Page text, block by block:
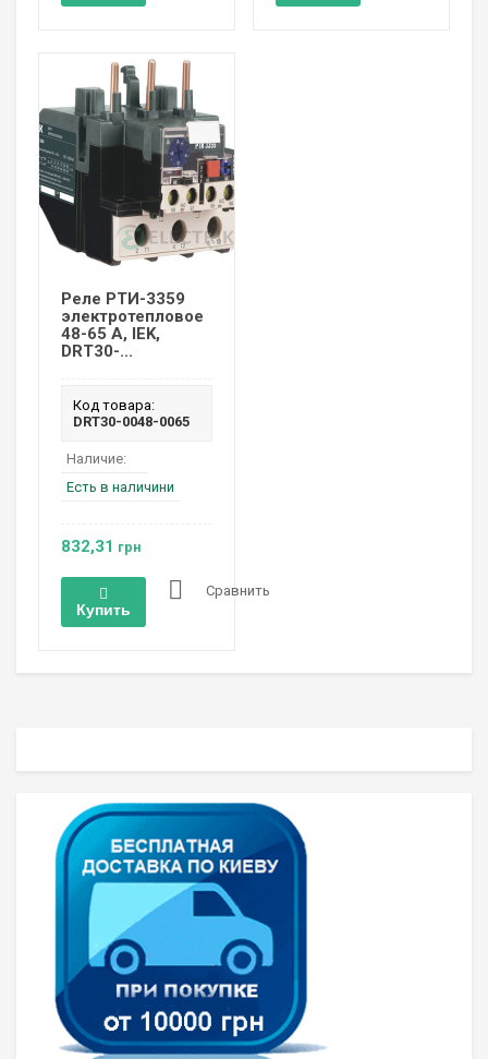
Реле РТИ-3359
электротепловое
48-65 А, IEK,
DRT30-...
Код товара:
DRT30-0048-0065
Наличие:
Есть в наличини
832,31 грн
Купить
Сравнить